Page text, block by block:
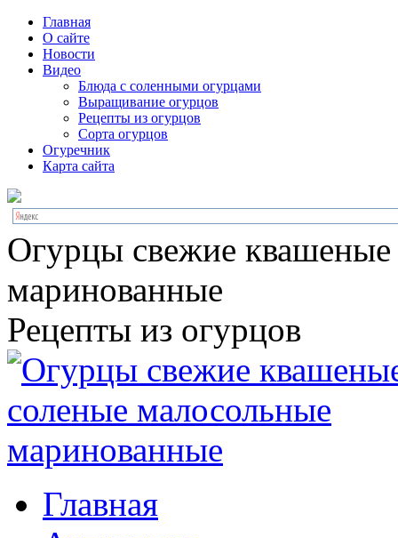
Главная
О сайте
Новости
Видео
Блюда с соленными огурцами
Выращивание огурцов
Рецепты из огурцов
Сорта огурцов
Огуречник
Карта сайта
Огурцы свежие
маринованные
Рецепты из огурцов
Главная